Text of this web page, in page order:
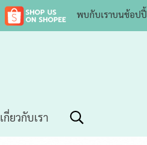
พบกับเราบนช้อปปี้
เกี่ยวกับเรา